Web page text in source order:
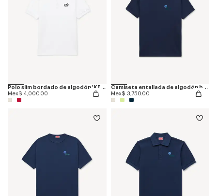
Polo slim bordado de algodón 'KENZO Sounds'
Mex$ 4,000.00
Camiseta entallada de algodón bordada 'KENZO Tulip'
Mex$ 3,750.00